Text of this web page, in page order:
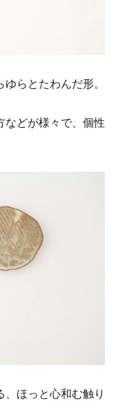
らとたわんだ形。
などが様々で、個性
ほっと心和む触り